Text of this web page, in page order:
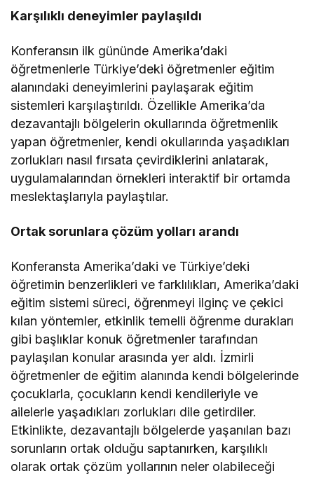
Karşılıklı deneyimler paylaşıldı
Konferansın ilk gününde Amerika’daki
öğretmenlerle Türkiye’deki öğretmenler eğitim
alanındaki deneyimlerini paylaşarak eğitim
sistemleri karşılaştırıldı. Özellikle Amerika’da
dezavantajlı bölgelerin okullarında öğretmenlik
yapan öğretmenler, kendi okullarında yaşadıkları
zorlukları nasıl fırsata çevirdiklerini anlatarak,
uygulamalarından örnekleri interaktif bir ortamda
meslektaşlarıyla paylaştılar.
Ortak sorunlara çözüm yolları arandı
Konferansta Amerika’daki ve Türkiye’deki
öğretimin benzerlikleri ve farklılıkları, Amerika’daki
eğitim sistemi süreci, öğrenmeyi ilginç ve çekici
kılan yöntemler, etkinlik temelli öğrenme durakları
gibi başlıklar konuk öğretmenler tarafından
paylaşılan konular arasında yer aldı. İzmirli
öğretmenler de eğitim alanında kendi bölgelerinde
çocuklarla, çocukların kendi kendileriyle ve
ailelerle yaşadıkları zorlukları dile getirdiler.
Etkinlikte, dezavantajlı bölgelerde yaşanılan bazı
sorunların ortak olduğu saptanırken, karşılıklı
olarak ortak çözüm yollarının neler olabileceği